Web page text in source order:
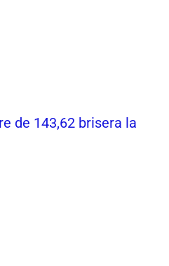
de 143,62 brisera la